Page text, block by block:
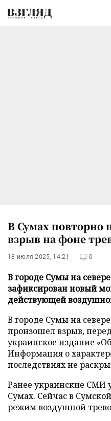
В Сумах
взрыв на фоне
18 июля 2025, 14:21 0
В городе Сумы на
зафиксирован новый
действующей
В городе Сумы на
произошел взрыв,
украинское издание
Информация о
последствиях не
Ранее украинские СМИ
Сумах. Сейчас в
режим воздушной